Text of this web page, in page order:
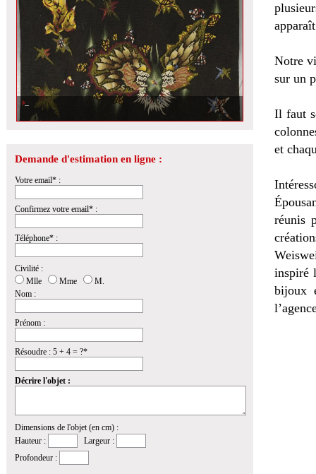
Demande d'estimation en ligne :
Votre email* :
Confirmez votre email* :
Téléphone* :
Civilité :
Mlle
Mme
M.
Nom :
Prénom :
Résoudre : 5 + 4 = ?*
Décrire l'objet :
Dimensions de l'objet (en cm) :
Hauteur :
Largeur :
Profondeur :
Notre
sur un
Il faut
et
réunis
inspiré
bijoux